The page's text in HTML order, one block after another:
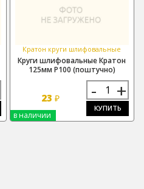
Кратон круги шлифовальные
Круги шлифовальные Кратон
125мм Р100 (поштучно)
23₽ - +
КУПИТЬ
в наличии